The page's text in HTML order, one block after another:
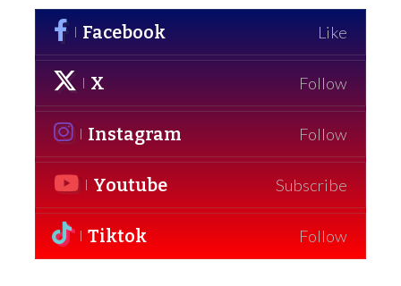
Facebook Like
X Follow
Instagram Follow
Youtube Subscribe
Tiktok Follow